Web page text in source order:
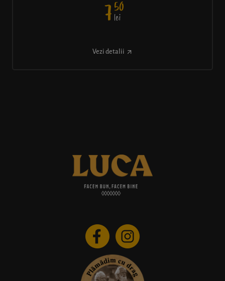
750
lei
Vezi detalii